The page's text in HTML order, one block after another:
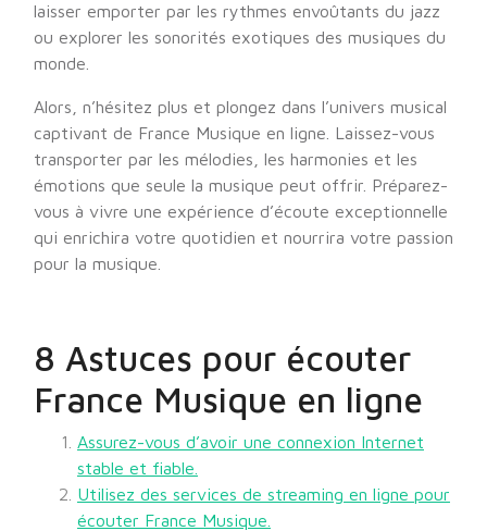
laisser emporter par les rythmes envoûtants du jazz
ou explorer les sonorités exotiques des musiques du
monde.
Alors, n’hésitez plus et plongez dans l’univers musical
captivant de France Musique en ligne. Laissez-vous
transporter par les mélodies, les harmonies et les
émotions que seule la musique peut offrir. Préparez-
vous à vivre une expérience d’écoute exceptionnelle
qui enrichira votre quotidien et nourrira votre passion
pour la musique.
8 Astuces pour écouter
France Musique en ligne
Assurez-vous d’avoir une connexion Internet
stable et fiable.
Utilisez des services de streaming en ligne pour
écouter France Musique.